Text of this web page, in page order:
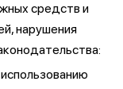
средств и
нарушения